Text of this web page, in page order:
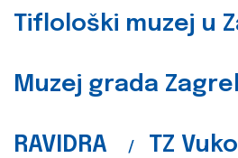
Tiflološki muzej u
Muzej grada
RAVIDRA / TZ